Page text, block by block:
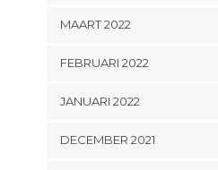
MAART 2022
FEBRUARI 2022
JANUARI 2022
DECEMBER 2021